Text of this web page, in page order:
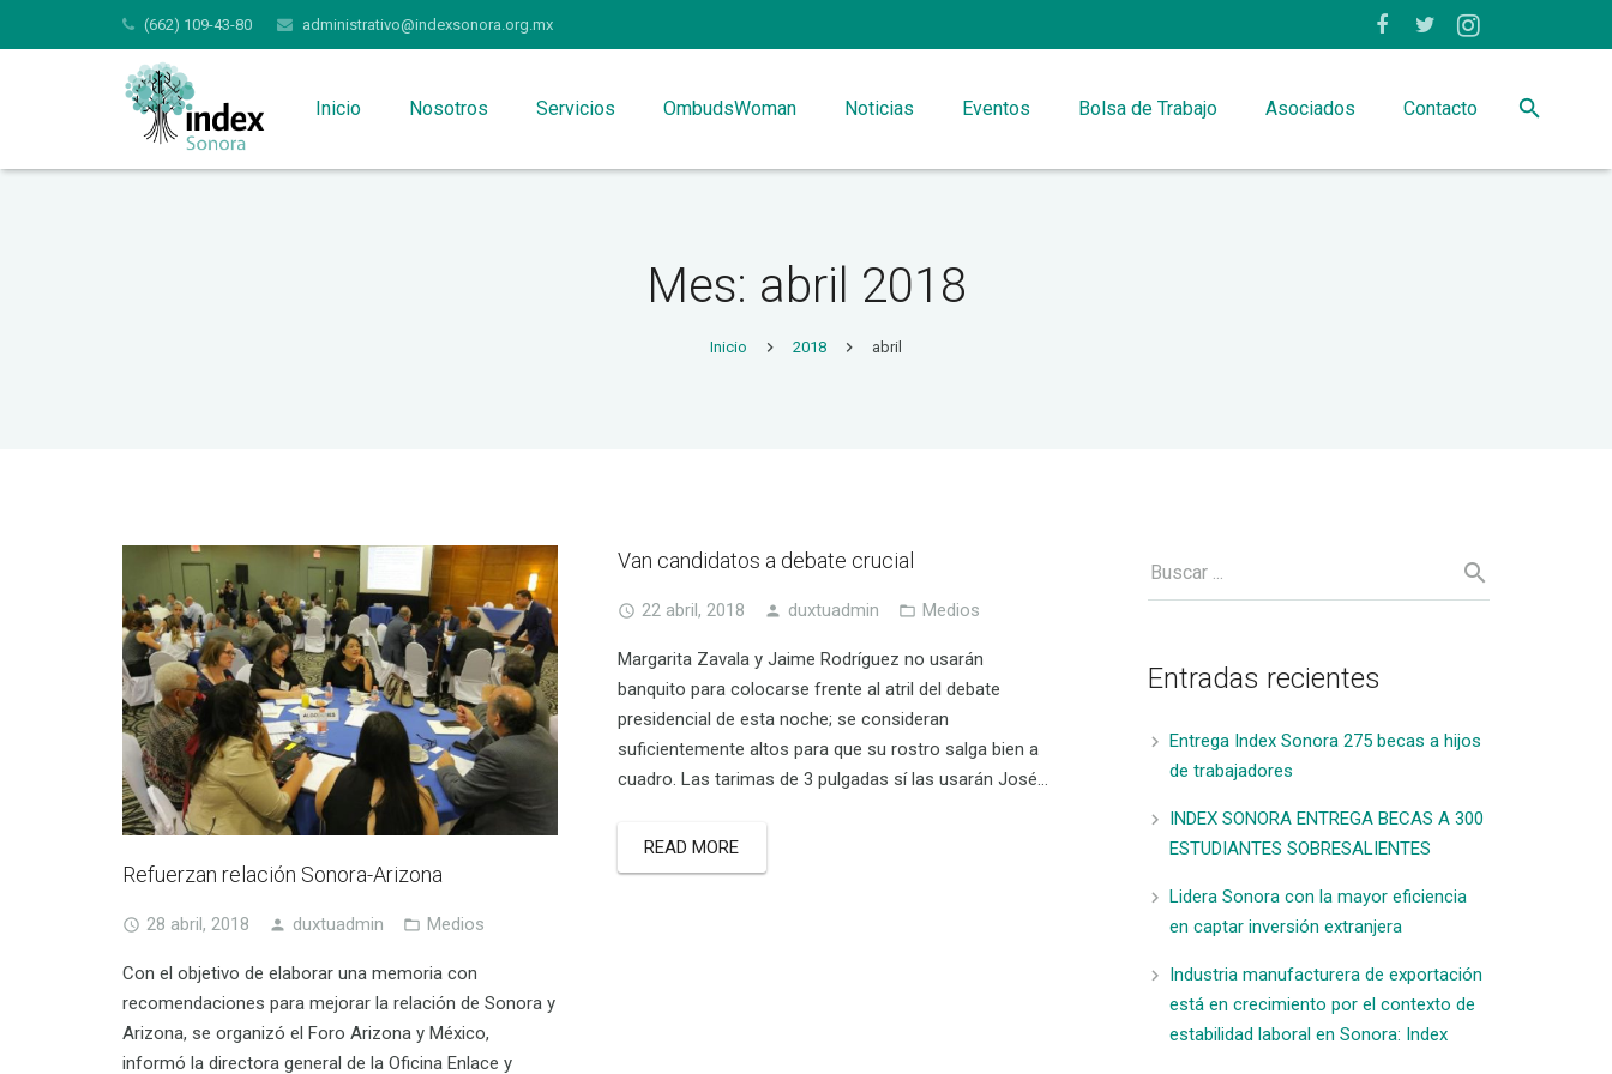
(662) 109-43-80 administrativo@indexsonora.org.mx
Inicio Nosotros Servicios OmbudsWoman Noticias Eventos Bolsa de Trabajo Asociados Contacto
Mes: abril 2018
Inicio 2018 abril
Refuerzan relación Sonora-Arizona
28 abril, 2018 duxtuadmin Medios
Con el objetivo de elaborar una memoria con
recomendaciones para mejorar la relación de Sonora y
Arizona, se organizó el Foro Arizona y México,
informó la directora general de la Oficina Enlace y
Van candidatos a debate crucial
22 abril, 2018 duxtuadmin Medios
Margarita Zavala y Jaime Rodríguez no usarán
banquito para colocarse frente al atril del debate
presidencial de esta noche; se consideran
suficientemente altos para que su rostro salga bien a
cuadro. Las tarimas de 3 pulgadas sí las usarán José…
READ MORE
Entradas recientes
Entrega Index Sonora 275 becas a hijos
de trabajadores
INDEX SONORA ENTREGA BECAS A 300
ESTUDIANTES SOBRESALIENTES
Lidera Sonora con la mayor eficiencia
en captar inversión extranjera
Industria manufacturera de exportación
está en crecimiento por el contexto de
estabilidad laboral en Sonora: Index